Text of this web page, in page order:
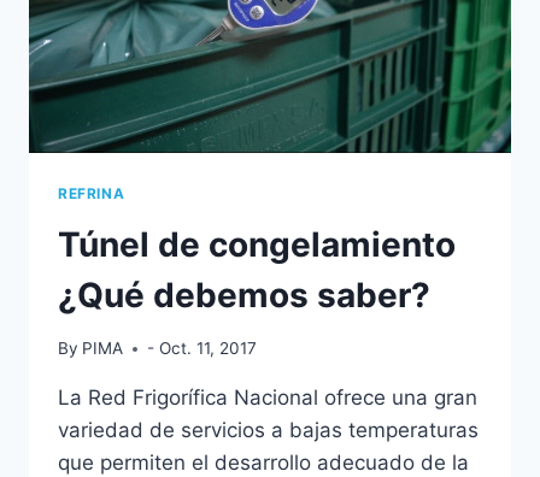
REFRINA
Túnel de congelamiento
¿Qué debemos saber?
By PIMA - Oct. 11, 2017
La Red Frigorífica Nacional ofrece una gran
variedad de servicios a bajas temperaturas
que permiten el desarrollo adecuado de la